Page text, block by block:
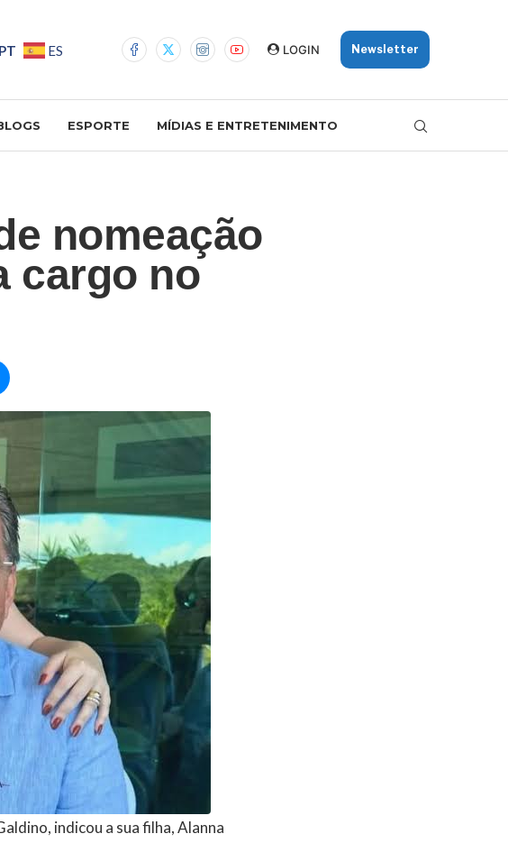
PT ES LOGIN Newsletter
ESPORTE MÍDIAS E ENTRETENIMENTO
nomeação
cargo no
indicou a sua filha, Alanna